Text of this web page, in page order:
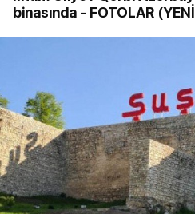
binasında - FOTOLAR